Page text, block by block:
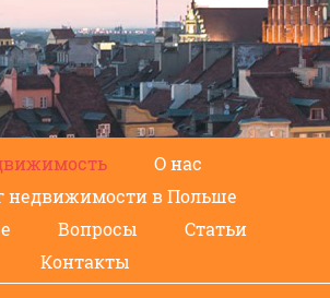
О нас
недвижимости в Польше
Вопросы
Статьи
Контакты